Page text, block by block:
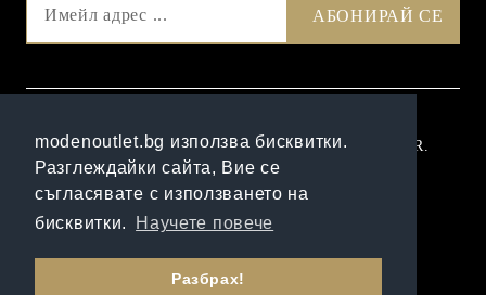
modenoutlet.bg използва бисквитки.
Разглеждайки сайта, Вие се
съгласявате с използването на
бисквитки.
Научете повече
Разбрах!
Нашият онлайн магазин е 100% съобразен с GDPR.
Прочетете нашата политика
Моите лични данни
Онлайн магазин от SELITON